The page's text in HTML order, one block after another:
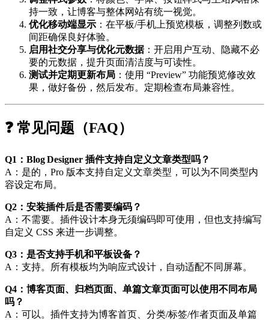
持一致，让博客与整体网站有统一视觉。
优化移动端显示 ：在平板/手机上预览模板，调整列数或
间距确保良好体验。
启用社交分享与优化元数据：开启用户互动、隐藏不必
要的元数据，提升页面清洁度与可读性。
测试并定期更新布局 ：使用 “Preview” 功能预览修改效
果，做好备份，然后发布。定期检查布局兼容性。
❓ 常见问题（FAQ）
Q1：Blog Designer 插件支持自定义文章类型吗？
A：是的，Pro 版本支持自定义文章类型，可以为不同类型内
容设定布局。
Q2：安装插件后是否需要编码？
A：不需要。插件设计本身无须编码即可使用，但也支持编写
自定义 CSS 来进一步调整。
Q3：是否支持手机和平板设备？
A：支持。所有模板均为响应式设计，自动适配不同屏幕。
Q4：博客页面、归档页面、单篇文章页面可以使用不同布局
吗？
A：可以。插件支持为博客首页、分类/标签/作者页面及单篇